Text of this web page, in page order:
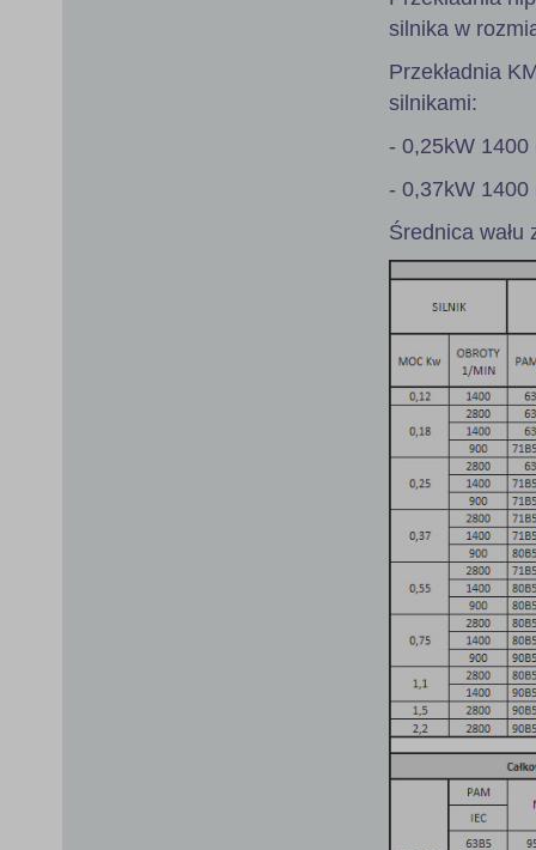
silnika w
Przekładnia
silnikami:
- 0,25kW 1400
- 0,37kW 1400
Średnica wału